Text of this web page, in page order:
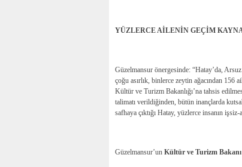
YÜZLERCE AİLENİN GEÇİM
Güzelmansur önergesinde: “Hatay’da,
çoğu asırlık, binlerce zeytin ağacından 156
Kültür ve Turizm Bakanlığı’na tahsis
talimatı verildiğinden, bütün inançlarda
safhaya çıktığı Hatay, yüzlerce insanın
Güzelmansur’un Kültür ve Turizm